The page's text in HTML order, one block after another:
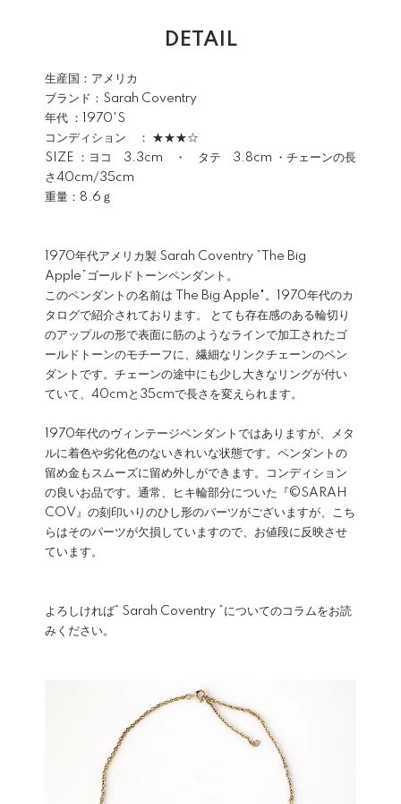
DETAIL
生産国：アメリカ
ブランド： Sarah Coventry
年代 ：1970'S
コンディション ： ★★★☆
SIZE ：ヨコ 3.3cm ・ タテ 3.8cm ・チェーンの長
さ40cm/35cm
重量：8.6ｇ
1970年代アメリカ製 Sarah Coventry ”The Big
Apple”ゴールドトーンペンダント。
このペンダントの名前は The Big Apple"。1970年代のカ
タログで紹介されております。 とても存在感のある輪切り
のアップルの形で表面に筋のようなラインで加工されたゴ
ールドトーンのモチーフに、繊細なリンクチェーンのペン
ダントです。チェーンの途中にも少し大きなリングが付い
ていて、40cmと35cmで長さを変えられます。
1970年代のヴィンテージペンダントではありますが、メタ
ルに着色や劣化色のないきれいな状態です。ペンダントの
留め金もスムーズに留め外しができます。コンディション
の良いお品です。通常、ヒキ輪部分についた『©SARAH
COV』の刻印いりのひし形のパーツがございますが、こち
らはそのパーツが欠損していますので、お値段に反映させ
ています。
よろしければ “ Sarah Coventry ”についてのコラムをお読
みください。